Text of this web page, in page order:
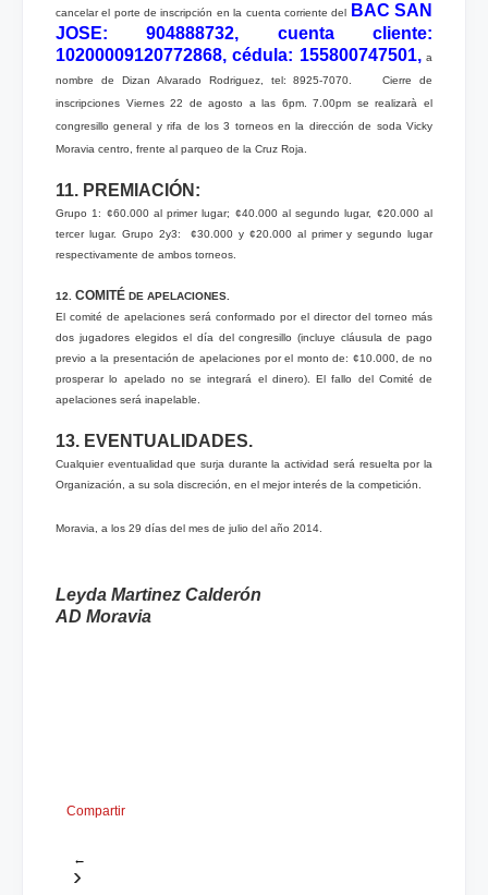
cancelar el porte de inscripción en la cuenta corriente del
BAC SAN
JOSE: 904888732, cuenta cliente:
10200009120772868, cédula: 155800747501,a
nombre de Dizan Alvarado Rodriguez, tel: 8925-7070. Cierre de
inscripciones Viernes 22 de agosto a las 6pm. 7.00pm se realizarà el
congresillo general y rifa de los 3 torneos en la dirección de soda Vicky
Moravia centro, frente al parqueo de la Cruz Roja.
11. PREMIACIÓN:
Grupo 1: ¢60.000 al primer lugar; ¢40.000 al segundo lugar, ¢20.000 al
tercer lugar. Grupo 2y3: ¢30.000 y ¢20.000 al primer y segundo lugar
respectivamente de ambos torneos.
12. COMITÉ DE APELACIONES.
El comité de apelaciones será conformado por el director del torneo más
dos jugadores elegidos el día del congresillo (incluye cláusula de pago
previo a la presentación de apelaciones por el monto de: ¢10.000, de no
prosperar lo apelado no se integrará el dinero). El fallo del Comité de
apelaciones será inapelable.
13. EVENTUALIDADES.
Cualquier eventualidad que surja durante la actividad será resuelta por la
Organización, a su sola discreción, en el mejor interés de la competición.
Moravia, a los 29 días del mes de julio del año 2014.
Leyda Martinez Calderón
AD Moravia
Compartir
←
›